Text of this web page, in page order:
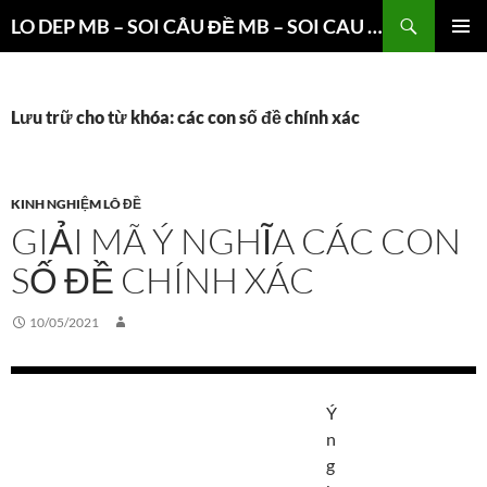
đến
LO DEP MB – SOI CÂU ĐỀ MB – SOI CAU 3 CANG XSMB
kiếm
Lưu trữ cho từ khóa: các con số đề chính xác
KINH NGHIỆM LÔ ĐỀ
GIẢI MÃ Ý NGHĨA CÁC CON
SỐ ĐỀ CHÍNH XÁC
10/05/2021
Ý
n
g